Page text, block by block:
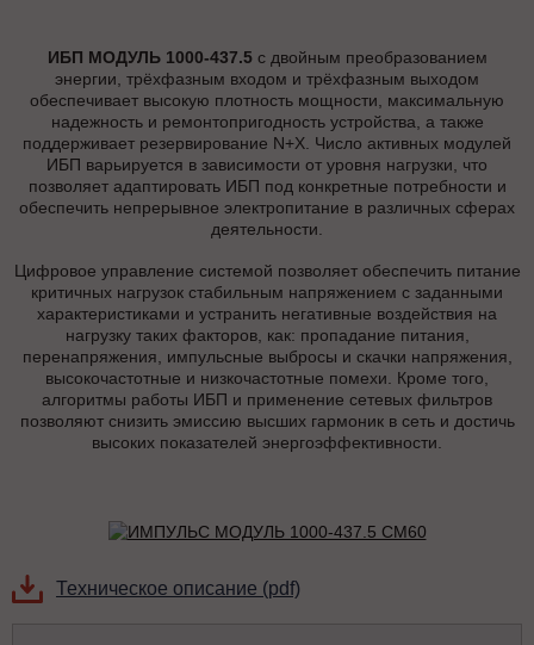
ИБП МОДУЛЬ 1000-437.5с двойным преобразованием
энергии, трёхфазным входом и трёхфазным выходом
обеспечивает высокую плотность мощности, максимальную
надежность и ремонтопригодность устройства, а также
поддерживает резервирование N+X. Число активных модулей
ИБП варьируется в зависимости от уровня нагрузки, что
позволяет адаптировать ИБП под конкретные потребности и
обеспечить непрерывное электропитание в различных сферах
деятельности.
Цифровое управление системой позволяет обеспечить питание
критичных нагрузок стабильным напряжением с заданными
характеристиками и устранить негативные воздействия на
нагрузку таких факторов, как: пропадание питания,
перенапряжения, импульсные выбросы и скачки напряжения,
высокочастотные и низкочастотные помехи. Кроме того,
алгоритмы работы ИБП и применение сетевых фильтров
позволяют снизить эмиссию высших гармоник в сеть и достичь
высоких показателей энергоэффективности.
Техническое описание (pdf)